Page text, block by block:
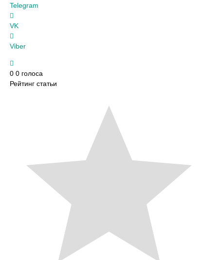
Telegram
VK
Viber
0 0 голоса
Рейтинг статьи